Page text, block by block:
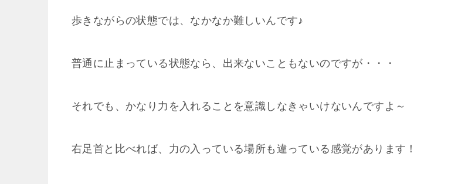
歩きながらの状態では、なかなか難しいんです♪
普通に止まっている状態なら、出来ないこともないのですが・・・
それでも、かなり力を入れることを意識しなきゃいけないんですよ～
右足首と比べれば、力の入っている場所も違っている感覚があります！